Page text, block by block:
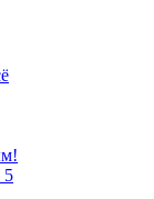
5